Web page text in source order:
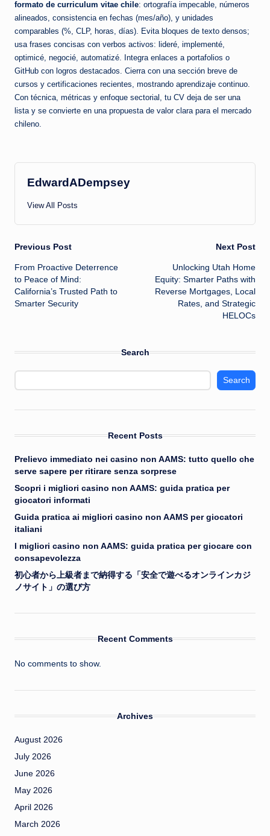
formato de curriculum vitae chile: ortografía impecable, números
alineados, consistencia en fechas (mes/año), y unidades
comparables (%, CLP, horas, días). Evita bloques de texto densos;
usa frases concisas con verbos activos: lideré, implementé,
optimicé, negocié, automatizé. Integra enlaces a portafolios o
GitHub con logros destacados. Cierra con una sección breve de
cursos y certificaciones recientes, mostrando aprendizaje continuo.
Con técnica, métricas y enfoque sectorial, tu CV deja de ser una
lista y se convierte en una propuesta de valor clara para el mercado
chileno.
EdwardADempsey
View All Posts
Post
navigation
Previous Post
From Proactive Deterrence
to Peace of Mind:
California’s Trusted Path to
Smarter Security
Next Post
Unlocking Utah Home
Equity: Smarter Paths with
Reverse Mortgages, Local
Rates, and Strategic
HELOCs
Search
Search
Recent Posts
Prelievo immediato nei casino non AAMS: tutto quello che
serve sapere per ritirare senza sorprese
Scopri i migliori casino non AAMS: guida pratica per
giocatori informati
Guida pratica ai migliori casino non AAMS per giocatori
italiani
I migliori casino non AAMS: guida pratica per giocare con
consapevolezza
初心者から上級者まで納得する「安全で遊べるオンラインカジ
ノサイト」の選び方
Recent Comments
No comments to show.
Archives
August 2026
July 2026
June 2026
May 2026
April 2026
March 2026